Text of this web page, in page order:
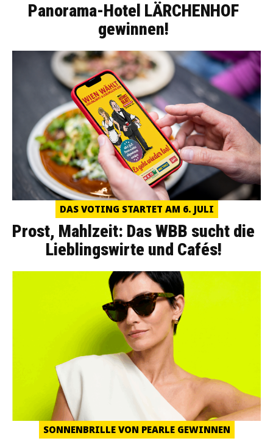
Panorama-Hotel LÄRCHENHOF
gewinnen!
DAS VOTING STARTET AM 6. JULI
Prost, Mahlzeit: Das WBB sucht die
Lieblingswirte und Cafés!
SONNENBRILLE VON PEARLE GEWINNEN